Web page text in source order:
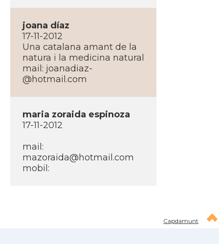
joana dí­az
17-11-2012
Una catalana amant de la
natura i la medicina natural
mail: joanadiaz-
@hotmail.com
maria zoraida espinoza
17-11-2012
mail:
mazoraida@hotmail.com
mobil:
Capdamunt